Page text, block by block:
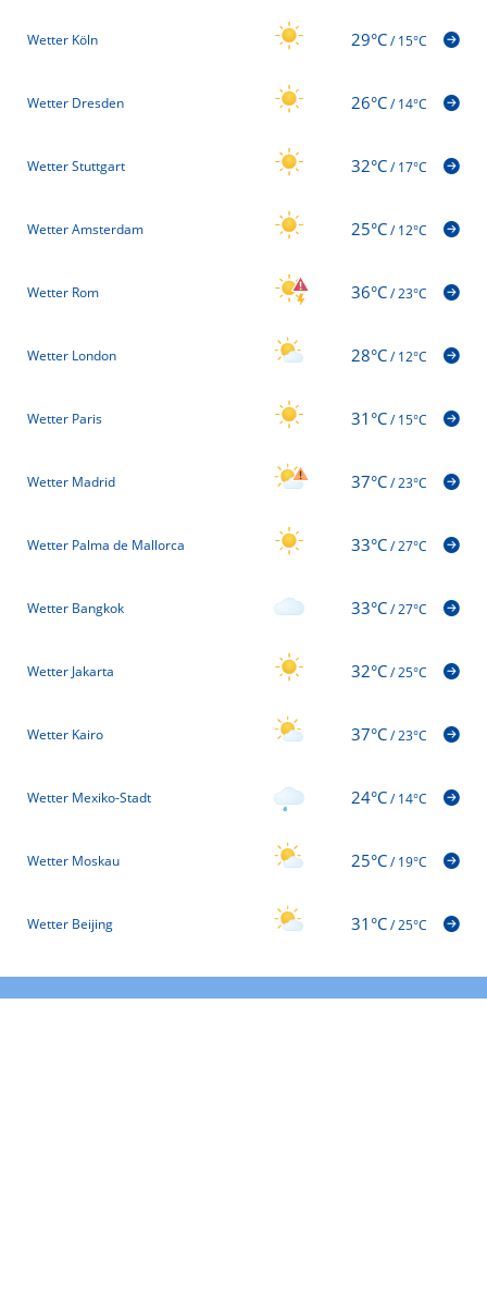
Wetter Köln 29°C/15°C
Wetter Dresden 26°C/14°C
Wetter Stuttgart 32°C/17°C
Wetter Amsterdam 25°C/12°C
Wetter Rom 36°C/23°C
Wetter London 28°C/12°C
Wetter Paris 31°C/15°C
Wetter Madrid 37°C/23°C
Wetter Palma de Mallorca 33°C/27°C
Wetter Bangkok 33°C/27°C
Wetter Jakarta 32°C/25°C
Wetter Kairo 37°C/23°C
Wetter Mexiko-Stadt 24°C/14°C
Wetter Moskau 25°C/19°C
Wetter Beijing 31°C/25°C